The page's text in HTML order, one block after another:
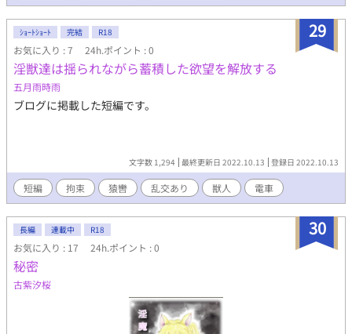
29
ｼｮｰﾄｼｮｰﾄ 完結 R18
お気に入り : 7 24h.ポイント : 0
淫獣達は揺られながら蓄積した欲望を解放する
五月雨時雨
ブログに掲載した短編です。
文字数 1,294 最終更新日 2022.10.13 登録日 2022.10.13
短編 拘束 猿轡 乱交あり 獣人 電車
30
長編 連載中 R18
お気に入り : 17 24h.ポイント : 0
秘密
古紫汐桜